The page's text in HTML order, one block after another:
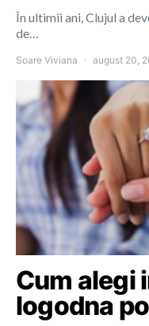
În ultimii ani, Clujul a
de…
Soare Viviana august 20,
Cum alegi
logodna